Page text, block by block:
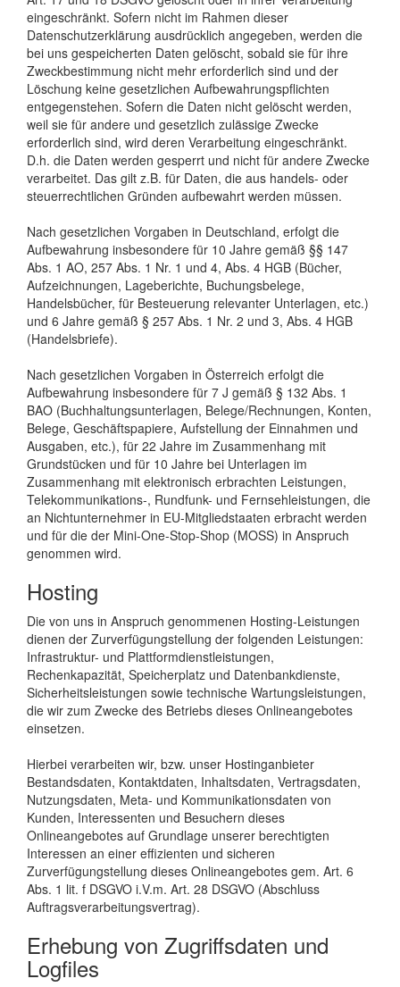
eingeschränkt. Sofern nicht im Rahmen dieser
Datenschutzerklärung ausdrücklich angegeben, werden die
bei uns gespeicherten Daten gelöscht, sobald sie für ihre
Zweckbestimmung nicht mehr erforderlich sind und der
Löschung keine gesetzlichen Aufbewahrungspflichten
entgegenstehen. Sofern die Daten nicht gelöscht werden,
weil sie für andere und gesetzlich zulässige Zwecke
erforderlich sind, wird deren Verarbeitung eingeschränkt.
D.h. die Daten werden gesperrt und nicht für andere Zwecke
verarbeitet. Das gilt z.B. für Daten, die aus handels- oder
steuerrechtlichen Gründen aufbewahrt werden müssen.
Nach gesetzlichen Vorgaben in Deutschland, erfolgt die
Aufbewahrung insbesondere für 10 Jahre gemäß §§ 147
Abs. 1 AO, 257 Abs. 1 Nr. 1 und 4, Abs. 4 HGB (Bücher,
Aufzeichnungen, Lageberichte, Buchungsbelege,
Handelsbücher, für Besteuerung relevanter Unterlagen, etc.)
und 6 Jahre gemäß § 257 Abs. 1 Nr. 2 und 3, Abs. 4 HGB
(Handelsbriefe).
Nach gesetzlichen Vorgaben in Österreich erfolgt die
Aufbewahrung insbesondere für 7 J gemäß § 132 Abs. 1
BAO (Buchhaltungsunterlagen, Belege/Rechnungen, Konten,
Belege, Geschäftspapiere, Aufstellung der Einnahmen und
Ausgaben, etc.), für 22 Jahre im Zusammenhang mit
Grundstücken und für 10 Jahre bei Unterlagen im
Zusammenhang mit elektronisch erbrachten Leistungen,
Telekommunikations-, Rundfunk- und Fernsehleistungen, die
an Nichtunternehmer in EU-Mitgliedstaaten erbracht werden
und für die der Mini-One-Stop-Shop (MOSS) in Anspruch
genommen wird.
Hosting
Die von uns in Anspruch genommenen Hosting-Leistungen
dienen der Zurverfügungstellung der folgenden Leistungen:
Infrastruktur- und Plattformdienstleistungen,
Rechenkapazität, Speicherplatz und Datenbankdienste,
Sicherheitsleistungen sowie technische Wartungsleistungen,
die wir zum Zwecke des Betriebs dieses Onlineangebotes
einsetzen.
Hierbei verarbeiten wir, bzw. unser Hostinganbieter
Bestandsdaten, Kontaktdaten, Inhaltsdaten, Vertragsdaten,
Nutzungsdaten, Meta- und Kommunikationsdaten von
Kunden, Interessenten und Besuchern dieses
Onlineangebotes auf Grundlage unserer berechtigten
Interessen an einer effizienten und sicheren
Zurverfügungstellung dieses Onlineangebotes gem. Art. 6
Abs. 1 lit. f DSGVO i.V.m. Art. 28 DSGVO (Abschluss
Auftragsverarbeitungsvertrag).
Erhebung von Zugriffsdaten und
Logfiles